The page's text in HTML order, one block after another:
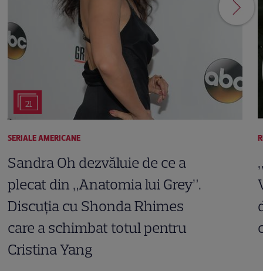
21
SERIALE AMERICANE
Sandra Oh dezvăluie de ce a
plecat din „Anatomia lui Grey”.
Discuția cu Shonda Rhimes
care a schimbat totul pentru
Cristina Yang